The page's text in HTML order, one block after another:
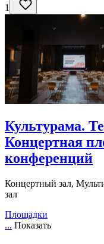
1
Культурама.
Концертная
конференций
Концертный зал,
зал
Площадки
... Показать